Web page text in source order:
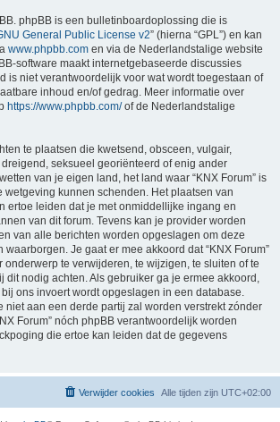
phpBB is een bulletinboardoplossing die is
General Public License v2” (hierna “GPL”) en kan
www.phpbb.com en via de Nederlandstalige website
software maakt internetgebaseerde discussies
is niet verantwoordelijk voor wat wordt toegestaan of
inhoud en/of gedrag. Meer informatie over
https://www.phpbb.com/of de Nederlandstalige
te plaatsen die kwetsend, obsceen, vulgair,
seksueel georiënteerd of enig ander
van je eigen land, het land waar “KNX Forum” is
wetgeving kunnen schenden. Het plaatsen van
ertoe leiden dat je met onmiddellijke ingang en
van dit forum. Tevens kan je provider worden
van alle berichten worden opgeslagen om deze
Je gaat er mee akkoord dat “KNX Forum”
onderwerp te verwijderen, te wijzigen, te sluiten of te
dit nodig achten. Als gebruiker ga je ermee akkoord,
ons invoert wordt opgeslagen in een database.
niet aan een derde partij zal worden verstrekt zónder
Forum” nóch phpBB verantwoordelijk worden
die ertoe kan leiden dat de gegevens
Alle tijden zijn UTC+02:00
Verwijder cookies